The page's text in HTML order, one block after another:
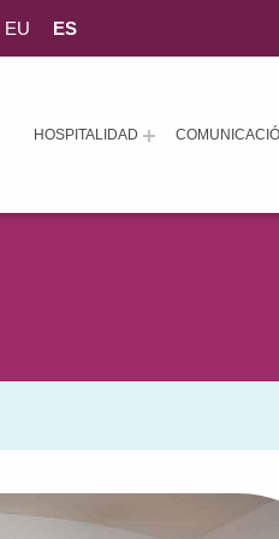
HOSPITALIDAD
EU ES